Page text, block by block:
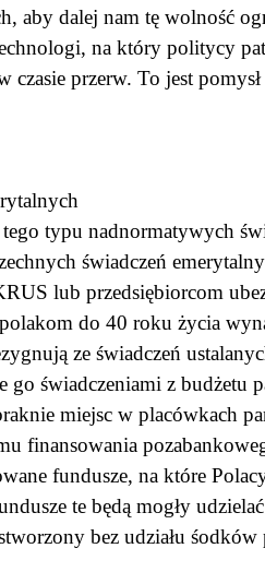
aby dalej nam tę wolność
na który politycy
przerw. To jest
typu nadnormatywych
świadczeń
lub przedsiębiorcom
do 40 roku życia
ze świadczeń
świadczeniami z budżetu
miejsc w placówkach
finansowania
fundusze, na które
te będą mogły
bez udziału